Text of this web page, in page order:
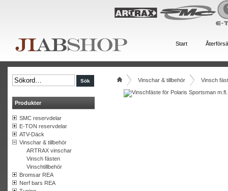
Start
Produkter
SMC reservdelar
E-TON reservdelar
ATV-Däck
Vinschar & tillbehör
ARTRAX vinschar
Vinsch fästen
Vinschtillbehör
Bromsar REA
Nerf bars REA
Vinschar & tillbehör Vinsch